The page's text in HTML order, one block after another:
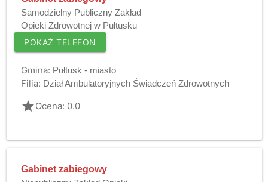
Samodzielny Publiczny Zakład
Opieki Zdrowotnej w Pułtusku
POKAŻ TELEFON
Gmina: Pułtusk - miasto
Filia: Dział Ambulatoryjnych Świadczeń Zdrowotnych
gradeOcena: 0.0
Gabinet zabiegowy